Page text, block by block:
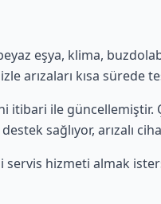
eşya, klima,
kısa sürede
itibari ile
sağlıyor, arızalı
servis hizmeti almak